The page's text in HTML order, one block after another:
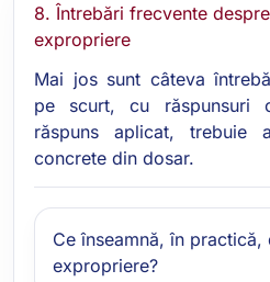
8. Întrebări frecvente
expropriere
Mai jos sunt câteva
pe scurt, cu răspunsuri
răspuns aplicat, trebuie
concrete din dosar.
Ce înseamnă, în practică,
expropriere?